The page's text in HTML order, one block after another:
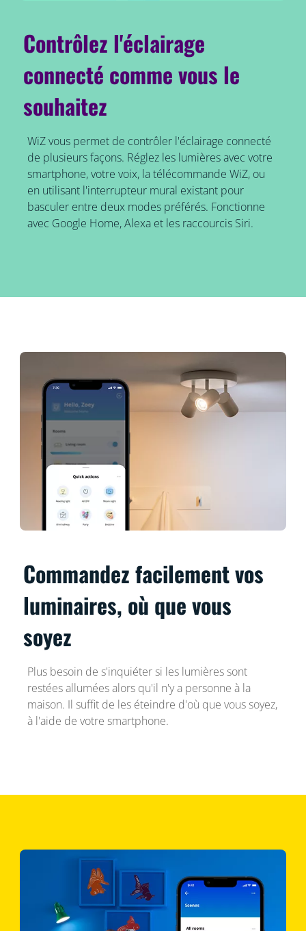
Contrôlez l'éclairage
connecté comme vous le
souhaitez
WiZ vous permet de contrôler l'éclairage connecté
de plusieurs façons. Réglez les lumières avec votre
smartphone, votre voix, la télécommande WiZ, ou
en utilisant l'interrupteur mural existant pour
basculer entre deux modes préférés. Fonctionne
avec Google Home, Alexa et les raccourcis Siri.
Commandez facilement vos
luminaires, où que vous
soyez
Plus besoin de s'inquiéter si les lumières sont
restées allumées alors qu'il n'y a personne à la
maison. Il suffit de les éteindre d'où que vous soyez,
à l'aide de votre smartphone.